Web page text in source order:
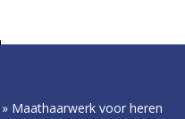
» Maathaarwerk voor heren